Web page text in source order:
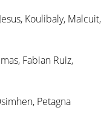
Koulibaly, Malcuit,
Fabian Ruiz,
Petagna